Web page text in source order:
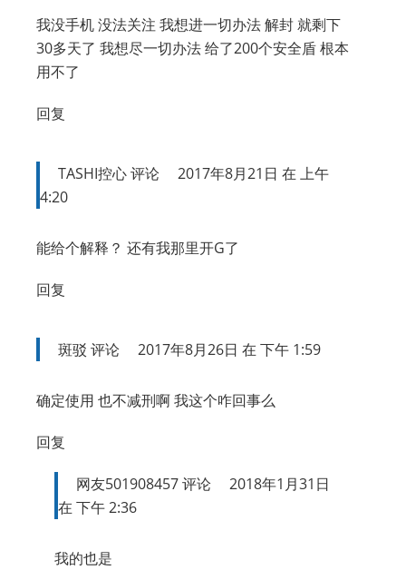
我没手机 没法关注 我想进一切办法 解封 就剩下
30多天了 我想尽一切办法 给了200个安全盾 根本
用不了
回复
TASHI控心评论
2017年8月21日 在 上午
4:20
能给个解释？ 还有我那里开G了
回复
斑驳 评论 2017年8月26日 在 下午 1:59
确定使用 也不减刑啊 我这个咋回事么
回复
网友501908457评论
2018年1月31日
在 下午 2:36
我的也是